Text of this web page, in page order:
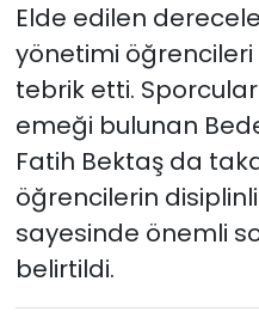
Elde edilen
yönetimi
tebrik etti.
emeği bulunan
Fatih Bektaş da
öğrencilerin
sayesinde önemli
belirtildi.